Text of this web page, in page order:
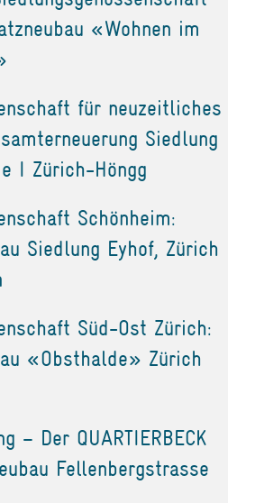
«Wohnen im
für neuzeitliches
Siedlung
I Zürich-Höngg
Schönheim:
Siedlung Eyhof, Zürich
Süd-Ost Zürich:
«Obsthalde» Zürich
– Der QUARTIERBECK
Fellenbergstrasse